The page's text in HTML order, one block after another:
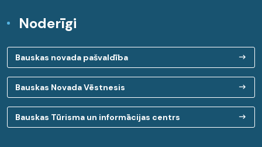
Noderīgi
Bauskas novada pašvaldība
Bauskas Novada Vēstnesis
Bauskas Tūrisma un informācijas centrs